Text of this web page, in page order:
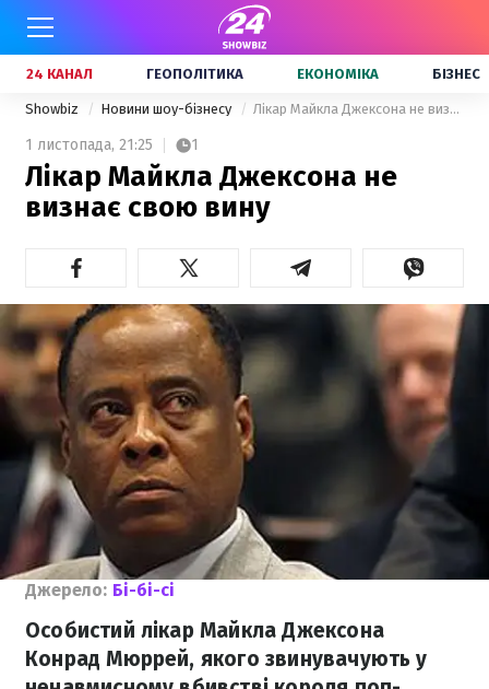
24 КАНАЛ ГЕОПОЛІТИКА ЕКОНОМІКА БІЗНЕС
Showbiz Новини шоу-бізнесу Лікар Майкла Джексона не визнає свою вину
1 листопада, 21:25 1
Лікар Майкла Джексона не
визнає свою вину
Джерело: Бі-бі-сі
Особистий лікар Майкла Джексона
Конрад Мюррей, якого звинувачують у